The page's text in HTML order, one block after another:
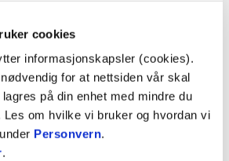
cookies
informasjonskapsler (cookies).
for at nettsiden vår skal
på din enhet med mindre du
om hvilke vi bruker og hvordan vi
Personvern.
.